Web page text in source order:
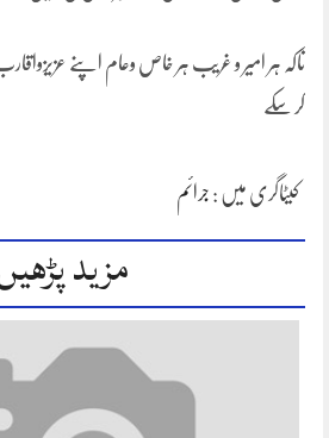
تاکہ ہر امیر و غریب ہر خاص وعام اپنے
کر سکے
کیٹاگری میں : جرائم
مزید